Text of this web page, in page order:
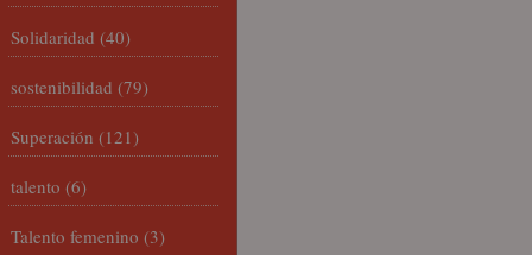
Solidaridad (40)
sostenibilidad (79)
Superación (121)
talento (6)
Talento femenino (3)